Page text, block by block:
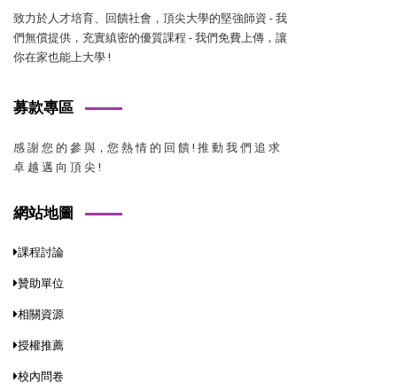
致力於人才培育、回饋社會，頂尖大學的堅強師資 - 我
們無償提供，充實縝密的優質課程 - 我們免費上傳，讓
你在家也能上大學 !
募款專區
感 謝 您 的 參 與，您 熱 情 的 回 饋 ! 推 動 我 們 追 求
卓 越 邁 向 頂 尖 !
網站地圖
課程討論
贊助單位
相關資源
授權推薦
校內問卷